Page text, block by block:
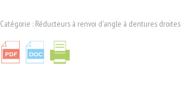
Catégorie : Réducteurs à renvoi d'angle à dentures droites